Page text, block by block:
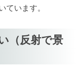
ています。
（反射で景